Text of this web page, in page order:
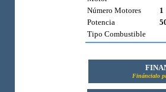
Número Motores
1
Potencia
Tipo Combustible
Fináncialo